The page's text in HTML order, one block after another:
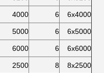
6x4000
6
4000
6x5000
6
5000
6x6000
6
6000
8x2500
8
2500